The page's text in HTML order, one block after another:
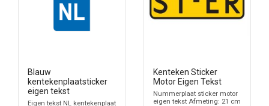
Blauw
kentekenplaatsticker
eigen tekst
Eigen tekst NL kentekenplaat
Kenteken Sticker
Motor Eigen Tekst
Nummerplaat sticker motor
eigen tekst Afmeting: 21 cm